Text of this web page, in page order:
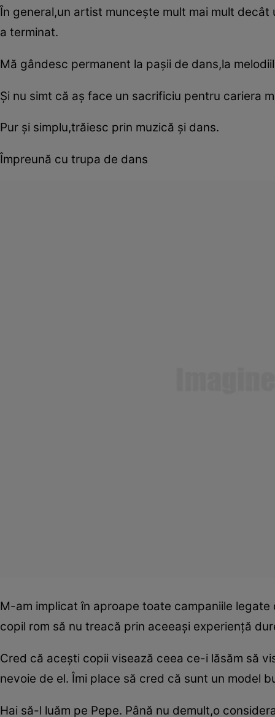
În general,un artist munceşte mult mai mult
a terminat.
Mă gândesc permanent la paşii de dans,la
Şi nu simt că aş face un sacrificiu pentru cariera
Pur şi simplu,trăiesc prin muzică şi dans.
Împreună cu trupa de dans
M-am implicat în aproape toate campaniile
copil rom să nu treacă prin aceeaşi experienţă
Cred că aceşti copii visează ceea ce-i lăsăm să
nevoie de el. Îmi place să cred că sunt un model
Hai să-l luăm pe Pepe. Până nu demult,o